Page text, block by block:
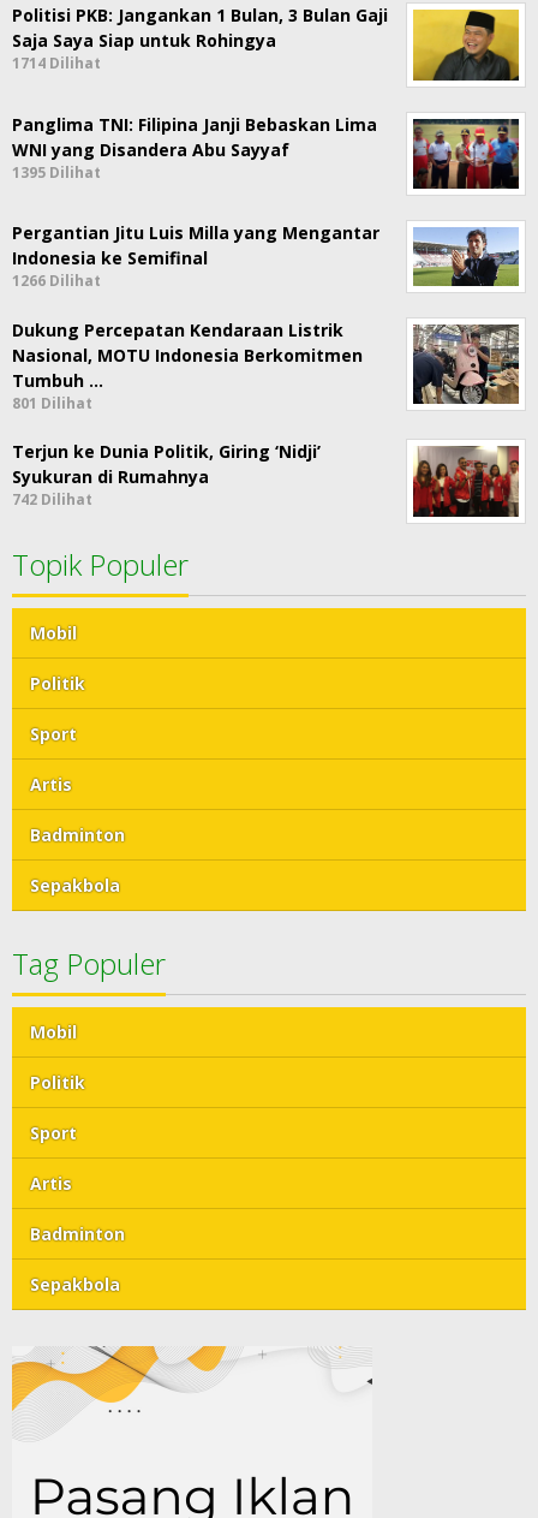
Politisi PKB: Jangankan 1 Bulan, 3 Bulan Gaji
Saja Saya Siap untuk Rohingya
1714 Dilihat
Panglima TNI: Filipina Janji Bebaskan Lima
WNI yang Disandera Abu Sayyaf
1395 Dilihat
Pergantian Jitu Luis Milla yang Mengantar
Indonesia ke Semifinal
1266 Dilihat
Dukung Percepatan Kendaraan Listrik
Nasional, MOTU Indonesia Berkomitmen
Tumbuh …
801 Dilihat
Terjun ke Dunia Politik, Giring ‘Nidji’
Syukuran di Rumahnya
742 Dilihat
Topik Populer
Mobil
Politik
Sport
Artis
Badminton
Sepakbola
Tag Populer
Mobil
Politik
Sport
Artis
Badminton
Sepakbola